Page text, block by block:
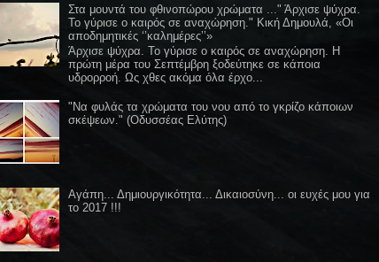
Στα μουντά του φθινοπώρου χρώματα ..." Άρχισε ψύχρα.
Το γύρισε ο καιρός σε αναχώρηση." Κική Δημουλά, «Οι
αποδημητικές ‘’καλημέρες’’»
Άρχισε ψύχρα. Το γύρισε ο καιρός σε αναχώρηση. Η
πρώτη μέρα του Σεπτέμβρη ξοδεύτηκε σε κάποια
υδρορροή. Ως χθες ακόμα όλα έρχο...
"Να φυλάς τα χρώματα του νου από το γκρίζο κάποιων
σκέψεων." (Οδυσσέας Ελύτης)
Αγάπη... Δημιουργικότητα... Δικαιοσύνη... οι ευχές μου για
το 2017 !!!